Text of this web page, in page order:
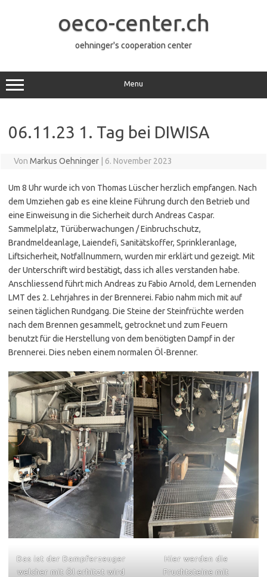
oeco-center.ch
oehninger's cooperation center
Menu
06.11.23 1. Tag bei DIWISA
Von Markus Oehninger 6. November 2023
Um 8 Uhr wurde ich von Thomas Lüscher herzlich empfangen. Nach
dem Umziehen gab es eine kleine Führung durch den Betrieb und
eine Einweisung in die Sicherheit durch Andreas Caspar.
Sammelplatz, Türüberwachungen / Einbruchschutz,
Brandmeldeanlage, Laiendefi, Sanitätskoffer, Sprinkleranlage,
Liftsicherheit, Notfallnummern, wurden mir erklärt und gezeigt. Mit
der Unterschrift wird bestätigt, dass ich alles verstanden habe.
Anschliessend führt mich Andreas zu Fabio Arnold, dem Lernenden
LMT des 2. Lehrjahres in der Brennerei. Fabio nahm mich mit auf
seinen täglichen Rundgang. Die Steine der Steinfrüchte werden
nach dem Brennen gesammelt, getrocknet und zum Feuern
benutzt für die Herstellung von dem benötigten Dampf in der
Brennerei. Dies neben einem normalen Öl-Brenner.
Das ist der Dampferzeuger
welcher mit Öl erhitzt wird
Hier werden die
Fruchtsteine mit